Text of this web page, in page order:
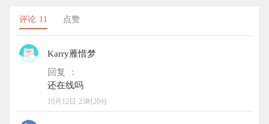
评论 11 点赞
Karry雁惜梦
回复 ：
10月12日 23时20分